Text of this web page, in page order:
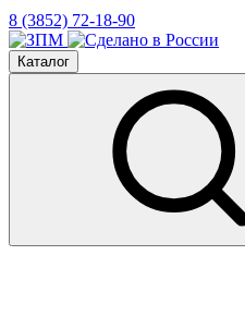
8 (3852) 72-18-90
Каталог